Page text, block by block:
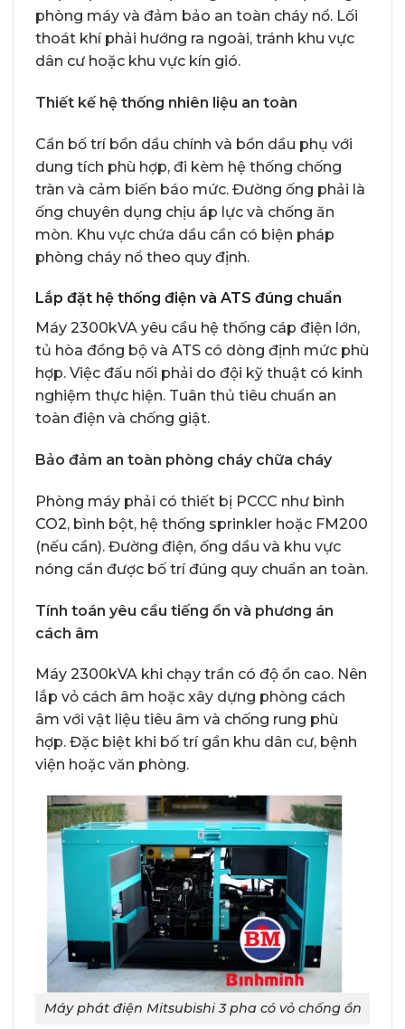
phòng máy và đảm bảo an toàn cháy nổ. Lối
thoát khí phải hướng ra ngoài, tránh khu vực
dân cư hoặc khu vực kín gió.
Thiết kế hệ thống nhiên liệu an toàn
Cần bố trí bồn dầu chính và bồn dầu phụ với
dung tích phù hợp, đi kèm hệ thống chống
tràn và cảm biến báo mức. Đường ống phải là
ống chuyên dụng chịu áp lực và chống ăn
mòn. Khu vực chứa dầu cần có biện pháp
phòng cháy nổ theo quy định.
Lắp đặt hệ thống điện và ATS đúng chuẩn
Máy 2300kVA yêu cầu hệ thống cáp điện lớn,
tủ hòa đồng bộ và ATS có dòng định mức phù
hợp. Việc đấu nối phải do đội kỹ thuật có kinh
nghiệm thực hiện. Tuân thủ tiêu chuẩn an
toàn điện và chống giật.
Bảo đảm an toàn phòng cháy chữa cháy
Phòng máy phải có thiết bị PCCC như bình
CO2, bình bột, hệ thống sprinkler hoặc FM200
(nếu cần). Đường điện, ống dầu và khu vực
nóng cần được bố trí đúng quy chuẩn an toàn.
Tính toán yêu cầu tiếng ồn và phương án
cách âm
Máy 2300kVA khi chạy trần có độ ồn cao. Nên
lắp vỏ cách âm hoặc xây dựng phòng cách
âm với vật liệu tiêu âm và chống rung phù
hợp. Đặc biệt khi bố trí gần khu dân cư, bệnh
viện hoặc văn phòng.
Máy phát điện Mitsubishi 3 pha có vỏ chống ồn